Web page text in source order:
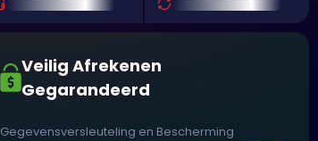
Veilig Afrekenen
Gegarandeerd
Gegevensversleuteling en Bescherming